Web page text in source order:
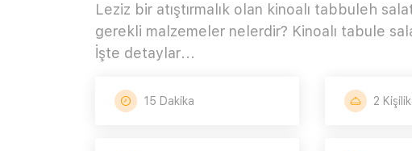
Leziz bir atıştırmalık olan kinoalı tabbuleh
gerekli malzemeler nelerdir? Kinoalı tabule
İşte detaylar...
15 Dakika 2 Kişilik